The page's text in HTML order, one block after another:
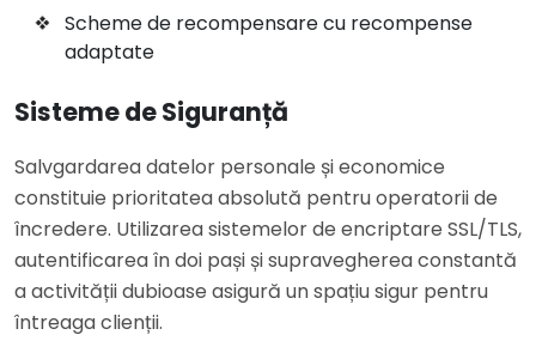
Scheme de recompensare cu recompense
adaptate
Sisteme de Siguranță
Salvgardarea datelor personale și economice
constituie prioritatea absolută pentru operatorii de
încredere. Utilizarea sistemelor de encriptare SSL/TLS,
autentificarea în doi pași și supravegherea constantă
a activității dubioase asigură un spațiu sigur pentru
întreaga clienții.